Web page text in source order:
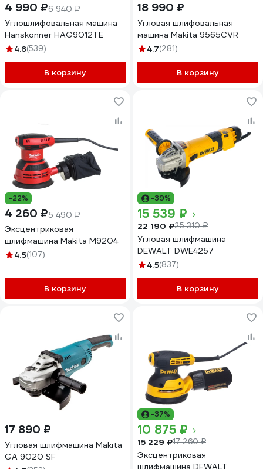
4 990 ₽6 940 ₽
Углошлифовальная машина
Hanskonner HAG9012TE
4.6(539)
В корзину
18 990 ₽
Угловая шлифовальная
машина Makita 9565CVR
4.7(281)
В корзину
-22%
4 260 ₽5 490 ₽
Эксцентриковая
шлифмашина Makita M9204
4.5(107)
В корзину
-39%
15 539 ₽
22 190 ₽25 310 ₽
Угловая шлифмашина
DEWALT DWE4257
4.5(837)
В корзину
17 890 ₽
Угловая шлифмашина Makita
GA 9020 SF
-37%
10 875 ₽
15 229 ₽17 260 ₽
Эксцентриковая
шлифмашина DEWALT